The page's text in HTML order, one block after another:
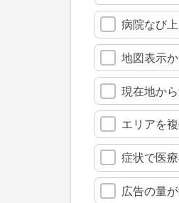
病院なび
地図表示
現在地か
エリアを
症状で医
広告の量